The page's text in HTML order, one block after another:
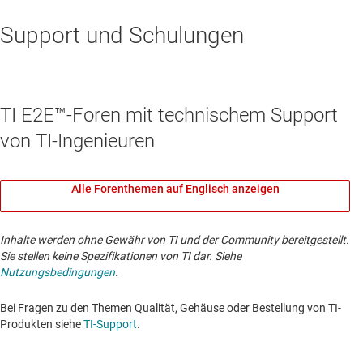
Support und Schulungen
TI E2E™-Foren mit technischem Support
von TI-Ingenieuren
Alle Forenthemen auf Englisch anzeigen
Inhalte werden ohne Gewähr von TI und der Community bereitgestellt.
Sie stellen keine Spezifikationen von TI dar. Siehe
Nutzungsbedingungen.
Bei Fragen zu den Themen Qualität, Gehäuse oder Bestellung von TI-
Produkten sieheTI-Support. ​​​​​​​​​​​​​​